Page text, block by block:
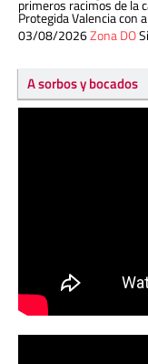
primeros racimos de la
Protegida Valencia con
03/08/2026Zona DO
A sorbos y bocados